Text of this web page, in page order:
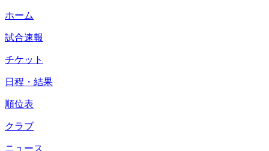
ホーム
試合速報
チケット
日程・結果
順位表
クラブ
ニュース